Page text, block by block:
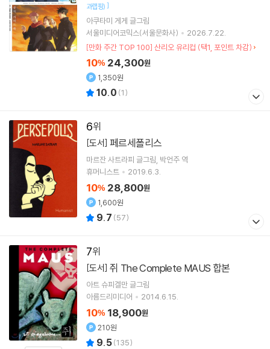
과랩핑) ]
아쿠타미 게게 글그림
서울미디어코믹스(서울문화사)
2026.7.22.
[만화 주간 TOP 100] 산리오 유리컵 (택1, 포인트 차감)
10% 24,300원
1,350원
10.0 (1)
6
[도서] 페르세폴리스
마르잔 사트라피 글그림 박언주 역
휴머니스트
2019.6.3.
10% 28,800원
1,600원
9.7 (57)
7
[도서] 쥐 The Complete MAUS 합본
아트 슈피겔만글그림
아름드리미디어
2014.6.15.
10% 18,900원
210원
9.5(135)